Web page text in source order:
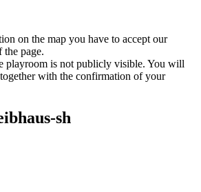
on the map you have to accept our
the page.
playroom is not publicly visible. You will
with the confirmation of your
sh